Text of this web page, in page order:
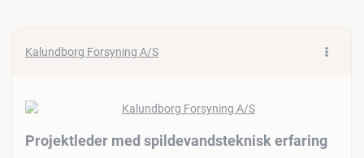
Kalundborg Forsyning A/S
Projektleder med spildevandsteknisk erfaring